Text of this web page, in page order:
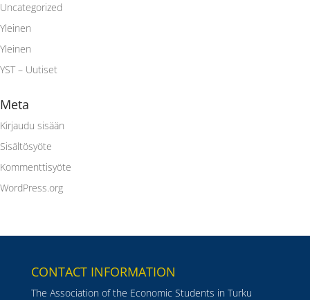
Uncategorized
Yleinen
Yleinen
YST – Uutiset
Meta
Kirjaudu sisään
Sisältösyöte
Kommenttisyöte
WordPress.org
CONTACT INFORMATION
The Association of the Economic Students in Turku